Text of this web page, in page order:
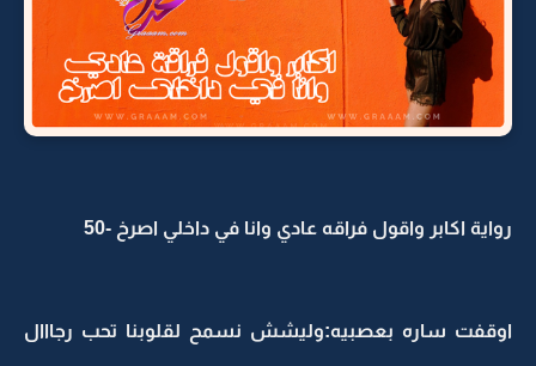
رواية اكابر واقول فراقه عادي وانا في داخلي اصرخ -50
اوقفت ساره بعصبيه:وليشش نسمح لقلوبنا تحب رجااال